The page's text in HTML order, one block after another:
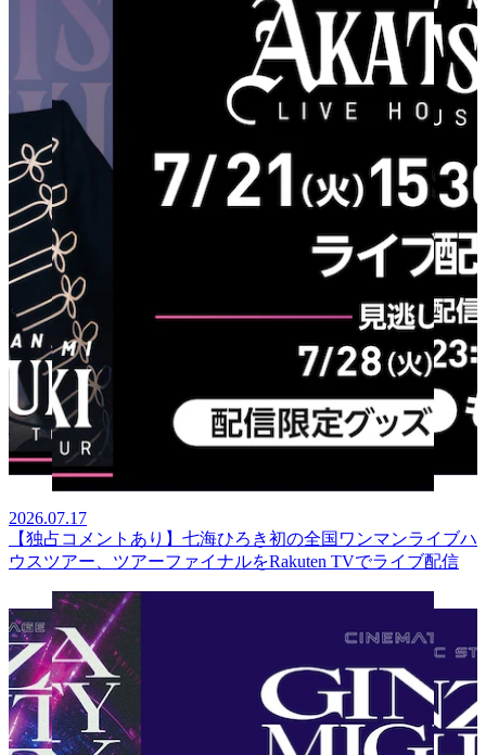
2026.07.17
【独占コメントあり】七海ひろき初の全国ワンマンライブハ
ウスツアー、ツアーファイナルをRakuten TVでライブ配信